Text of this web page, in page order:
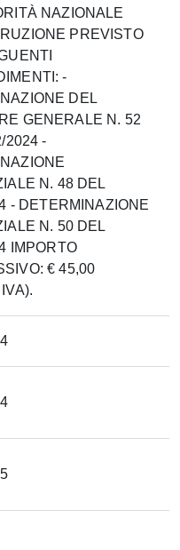
NAZIONALE
PREVISTO
-
DEL
GENERALE N. 52
2024 -
N. 48 DEL
- DETERMINAZIONE
N. 50 DEL
IMPORTO
€ 45,00